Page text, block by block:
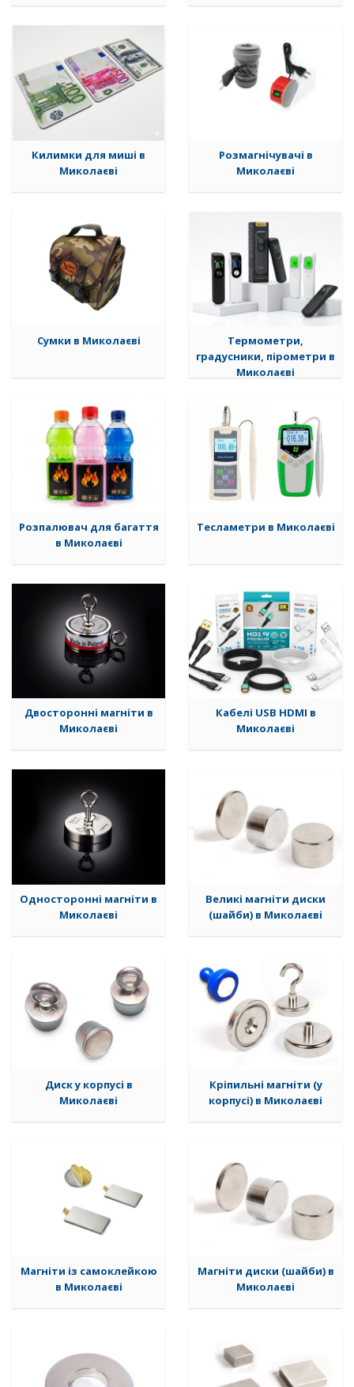
Килимки для миші в
Миколаєві
Розмагнічувачі в
Миколаєві
Сумки в Миколаєві
Термометри,
градусники, пірометри в
Миколаєві
Розпалювач для багаття
в Миколаєві
Тесламетри в Миколаєві
Двосторонні магніти в
Миколаєві
Кабелі USB HDMI в
Миколаєві
Односторонні магніти в
Миколаєві
Великі магніти диски
(шайби) в Миколаєві
Диск у корпусі в
Миколаєві
Кріпильні магніти (у
корпусі) в Миколаєві
Магніти із самоклейкою
в Миколаєві
Магніти диски (шайби) в
Миколаєві